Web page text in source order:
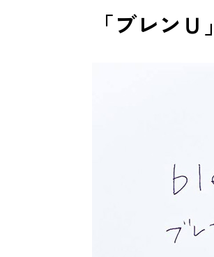
「ブレン